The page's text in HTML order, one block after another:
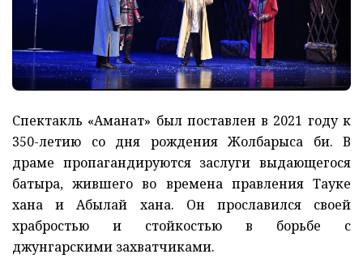
Спектакль «Аманат» был поставлен в 2021 году к
350-летию со дня рождения Жолбарыса би. В
драме пропагандируются заслуги выдающегося
батыра, жившего во времена правления Тауке
хана и Абылай хана. Он прославился своей
храбростью и стойкостью в борьбе с
джунгарскими захватчиками.